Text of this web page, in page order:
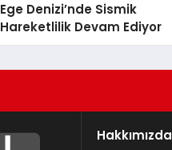
Ege Denizi’nde Sismik
Hareketlilik Devam Ediyor
Hakkımızda